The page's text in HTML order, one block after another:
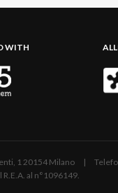
WITH
1 20154 Milano |
al n°1096149.